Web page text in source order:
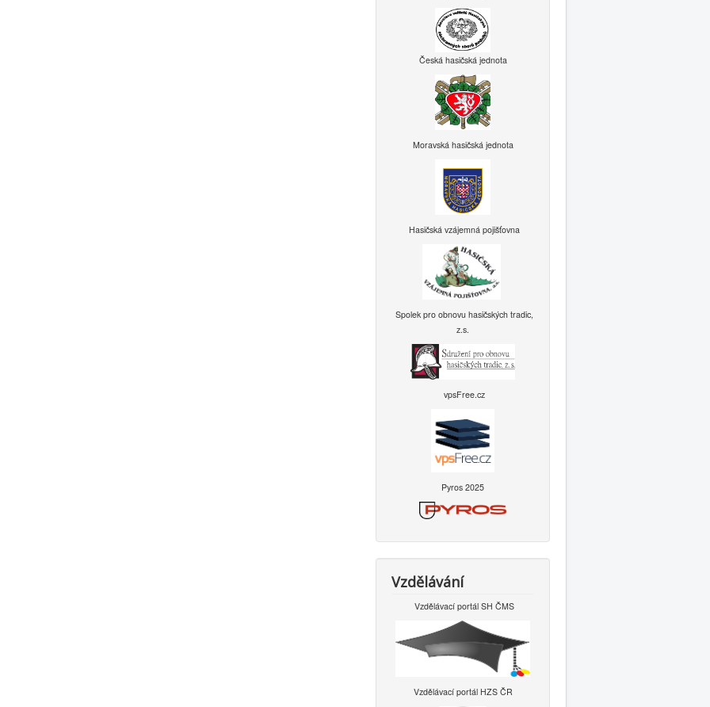
Česká hasičská jednota
Moravská hasičská jednota
Hasičská vzájemná pojišťovna
Spolek pro obnovu hasičských tradic,
z.s.
vpsFree.cz
Pyros 2025
Vzdělávání
Vzdělávací portál SH ČMS
Vzdělávací portál HZS ČR